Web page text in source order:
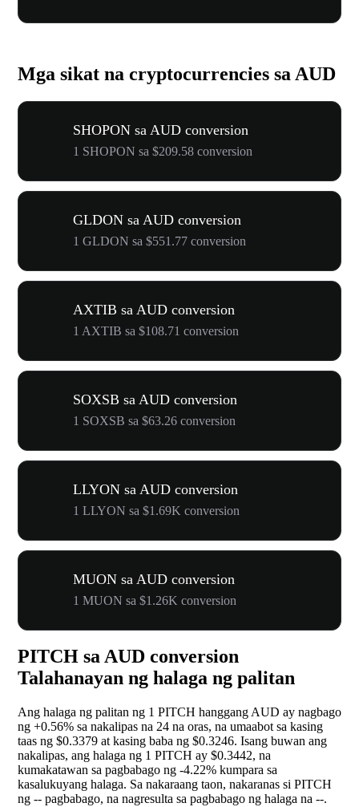
Mga sikat na cryptocurrencies sa AUD
SHOPON sa AUD conversion
1 SHOPON sa $209.58 conversion
GLDON sa AUD conversion
1 GLDON sa $551.77 conversion
AXTIB sa AUD conversion
1 AXTIB sa $108.71 conversion
SOXSB sa AUD conversion
1 SOXSB sa $63.26 conversion
LLYON sa AUD conversion
1 LLYON sa $1.69K conversion
MUON sa AUD conversion
1 MUON sa $1.26K conversion
PITCH sa AUD conversion
Talahanayan ng halaga ng palitan
Ang halaga ng palitan ng 1 PITCH hanggang AUD ay nagbago
ng +0.56% sa nakalipas na 24 na oras, na umaabot sa kasing
taas ng $0.3379 at kasing baba ng $0.3246. Isang buwan ang
nakalipas, ang halaga ng 1 PITCH ay $0.3442, na
kumakatawan sa pagbabago ng -4.22% kumpara sa
kasalukuyang halaga. Sa nakaraang taon, nakaranas si PITCH
ng -- pagbabago, na nagresulta sa pagbabago ng halaga na --.